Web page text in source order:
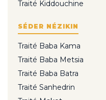
Traité Kiddouchine
SÉDER NÉZIKIN
Traité Baba Kama
Traité Baba Metsia
Traité Baba Batra
Traité Sanhedrin